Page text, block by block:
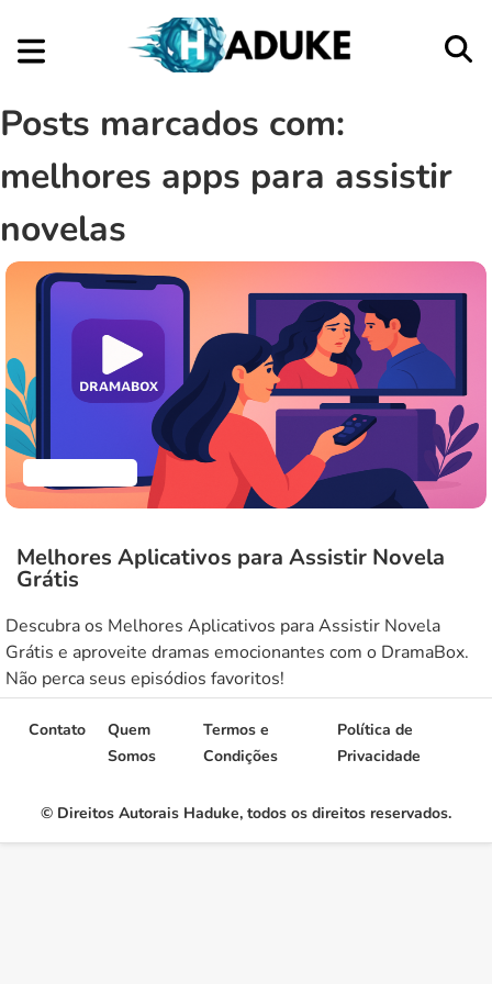
Posts marcados com:
melhores apps para assistir
novelas
Melhores Aplicativos para Assistir Novela
Grátis
Descubra os Melhores Aplicativos para Assistir Novela
Grátis e aproveite dramas emocionantes com o DramaBox.
Não perca seus episódios favoritos!
© Direitos Autorais Haduke, todos os direitos reservados.
Contato
Quem
Somos
Termos e
Condições
Política de
Privacidade